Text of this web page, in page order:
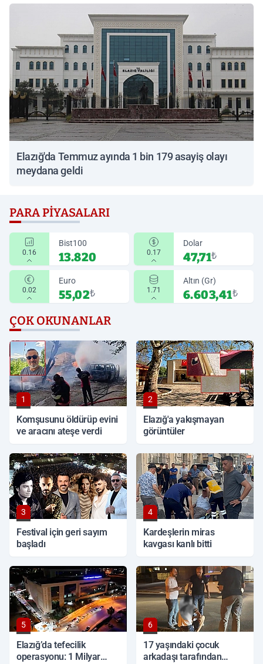
Elazığ'da Temmuz ayında 1 bin 179 asayiş olayı
meydana geldi
PARA PIYASALARI
0.16
Bist100
13.820 0.17
Dolar
47,71₺
0.02
Euro
55,02₺ 1.71
Altın (Gr)
6.603,41₺
ÇOK OKUNANLAR
1
Komşusunu öldürüp evini
ve aracını ateşe verdi
2
Elazığ'a yakışmayan
görüntüler
3
Festival için geri sayım
başladı
4
Kardeşlerin miras
kavgası kanlı bitti
5
Elazığ’da tefecilik
operasyonu: 1 Milyar
6
17 yaşındaki çocuk
arkadaşı tarafından